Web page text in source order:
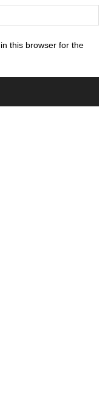
this browser for the